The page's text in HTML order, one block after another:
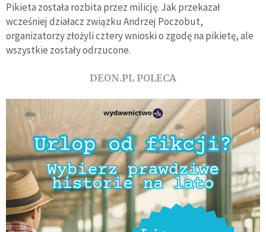
Pikieta została rozbita przez milicję. Jak przekazał
wcześniej działacz związku Andrzej Poczobut,
organizatorzy złożyli cztery wnioski o zgodę na pikietę, ale
wszystkie zostały odrzucone.
DEON.PL POLECA